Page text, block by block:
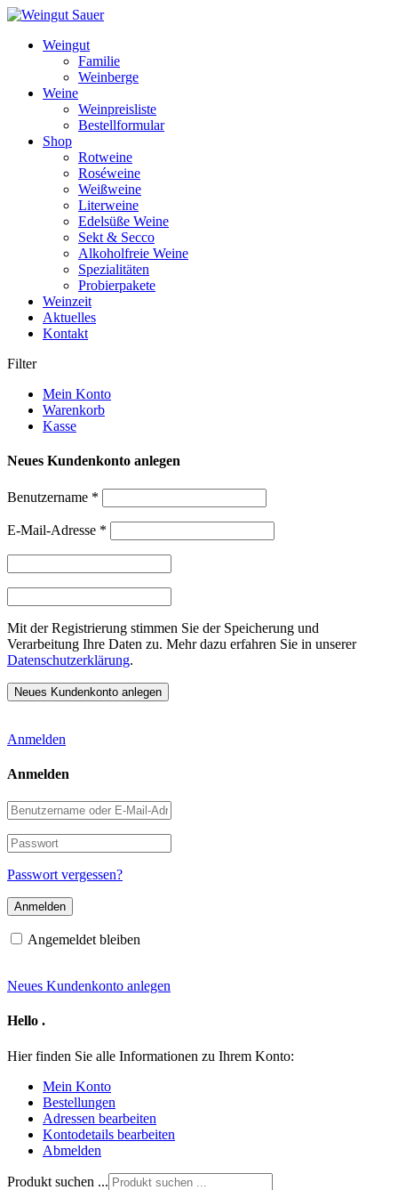
Weiter
Inhalt
Weingut
Familie
Weinberge
Weine
Weinpreisliste
Bestellformular
Shop
Rotweine
Roséweine
Weißweine
Literweine
Edelsüße Weine
Sekt & Secco
Alkoholfreie Weine
Spezialitäten
Probierpakete
Weinzeit
Aktuelles
Kontakt
Filter
Mein Konto
Warenkorb
Kasse
Neues Kundenkonto anlegen
Benutzername *
E-Mail-Adresse *
Mit der Registrierung stimmen Sie der Speicherung und
Verarbeitung Ihre Daten zu. Mehr dazu erfahren Sie in unserer
Datenschutzerklärung.
Anmelden
Anmelden
Benutzername
oder
E-
Mail-
Adresse
Passwort
Passwort vergessen?
Angemeldet bleiben
Neues Kundenkonto anlegen
Hello .
Hier finden Sie alle Informationen zu Ihrem Konto:
Mein Konto
Bestellungen
Adressen bearbeiten
Kontodetails bearbeiten
Abmelden
Produkt suchen ...